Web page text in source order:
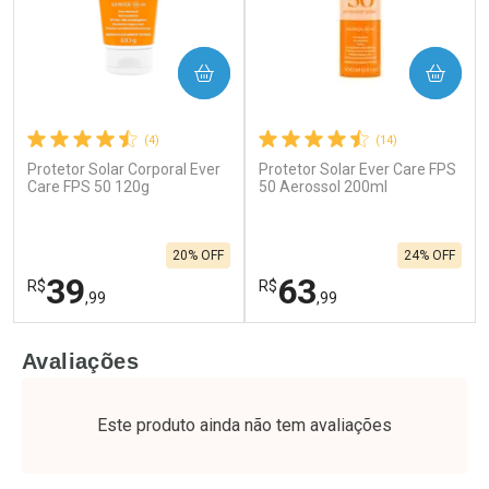
(4)
Protetor Solar Corporal Ever
Care FPS 50 120g
R$39,99
20% OFF
COMPRAR
Laboratório
Por Menos
(14)
Protetor Solar Ever Care FPS
50 Aerossol 200ml
R$63,99
24% OFF
COMPRAR
Laboratório
Por Menos
Avaliações
Este produto ainda não tem avaliações